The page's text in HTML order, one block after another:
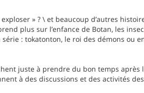
» ? \ et beaucoup d’autres
plus sur l’enfance de Botan, les
: tokatonton, le roi des démons ou
juste à prendre du bon temps
à des discussions et des activités